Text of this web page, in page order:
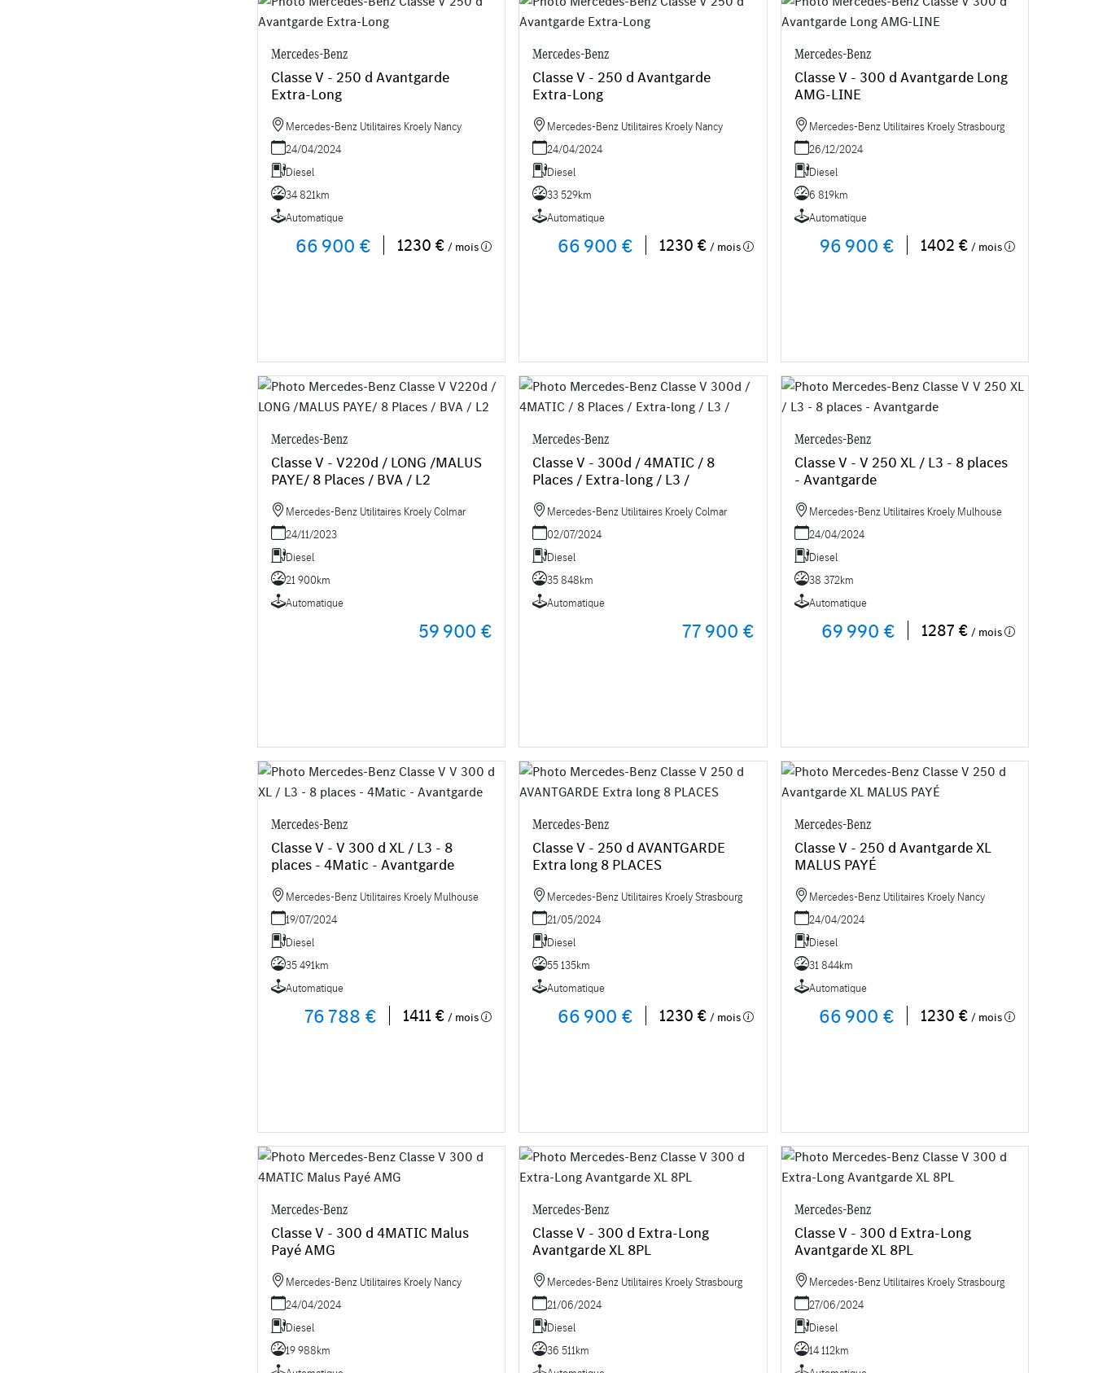
Mercedes-Benz
Classe V - 250 d Avantgarde
Extra-Long
Mercedes-Benz Utilitaires Kroely Nancy
24/04/2024
Diesel
34 821km
Automatique
66 900 € 1230 € / mois
Mercedes-Benz
Classe V - 250 d Avantgarde
Extra-Long
Mercedes-Benz Utilitaires Kroely Nancy
24/04/2024
Diesel
33 529km
Automatique
66 900 € 1230 € / mois
Mercedes-Benz
Classe V - 300 d Avantgarde Long
AMG-LINE
Mercedes-Benz Utilitaires Kroely Strasbourg
26/12/2024
Diesel
6 819km
Automatique
96 900 € 1402 € / mois
Mercedes-Benz
Classe V - V220d / LONG /MALUS
PAYE/ 8 Places / BVA / L2
Mercedes-Benz Utilitaires Kroely Colmar
24/11/2023
Diesel
21 900km
Automatique
59 900 €
Mercedes-Benz
Classe V - 300d / 4MATIC / 8
Places / Extra-long / L3 /
Mercedes-Benz Utilitaires Kroely Colmar
02/07/2024
Diesel
35 848km
Automatique
77 900 €
Mercedes-Benz
Classe V - V 250 XL / L3 - 8 places
- Avantgarde
Mercedes-Benz Utilitaires Kroely Mulhouse
24/04/2024
Diesel
38 372km
Automatique
69 990 € 1287 € / mois
Mercedes-Benz
Classe V - V 300 d XL / L3 - 8
places - 4Matic - Avantgarde
Mercedes-Benz Utilitaires Kroely Mulhouse
19/07/2024
Diesel
35 491km
Automatique
76 788 € 1411 € / mois
Mercedes-Benz
Classe V - 250 d AVANTGARDE
Extra long 8 PLACES
Mercedes-Benz Utilitaires Kroely Strasbourg
21/05/2024
Diesel
55 135km
Automatique
66 900 € 1230 € / mois
Mercedes-Benz
Classe V - 250 d Avantgarde XL
MALUS PAYÉ
Mercedes-Benz Utilitaires Kroely Nancy
24/04/2024
Diesel
31 844km
Automatique
66 900 € 1230 € / mois
Mercedes-Benz
Classe V - 300 d 4MATIC Malus
Payé AMG
Mercedes-Benz Utilitaires Kroely Nancy
24/04/2024
Diesel
19 988km
Mercedes-Benz
Classe V - 300 d Extra-Long
Avantgarde XL 8PL
Mercedes-Benz Utilitaires Kroely Strasbourg
21/06/2024
Diesel
36 511km
Mercedes-Benz
Classe V - 300 d Extra-Long
Avantgarde XL 8PL
Mercedes-Benz Utilitaires Kroely Strasbourg
27/06/2024
Diesel
14 112km